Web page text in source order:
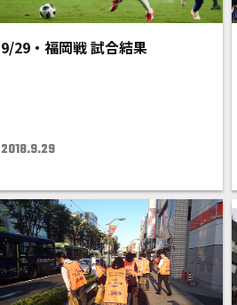
9/29・福岡戦 試合結果
2018.9.29